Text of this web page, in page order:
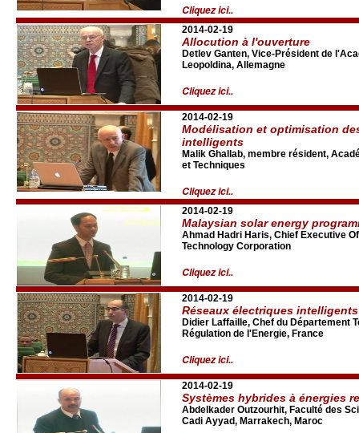
Cliquez ici..
2014-02-19
Allocution à l'ouverture
Detlev Ganten, Vice-Président de
Leopoldina, Allemagne
Cliquez ici..
2014-02-19
Modélisation et optimisation
intelligents
Malik Ghallab, membre résident,
et Techniques
Cliquez ici..
2014-02-19
Malaysian solar energy
Ahmad Hadri Haris, Chief Executive
Technology Corporation
Cliquez ici..
2014-02-19
Réseaux électriques
Didier Laffaille, Chef du Département
Régulation de l'Energie, France
Cliquez ici..
2014-02-19
Systèmes hybrides à énergies
Abdelkader Outzourhit, Faculté des
Cadi Ayyad, Marrakech, Maroc